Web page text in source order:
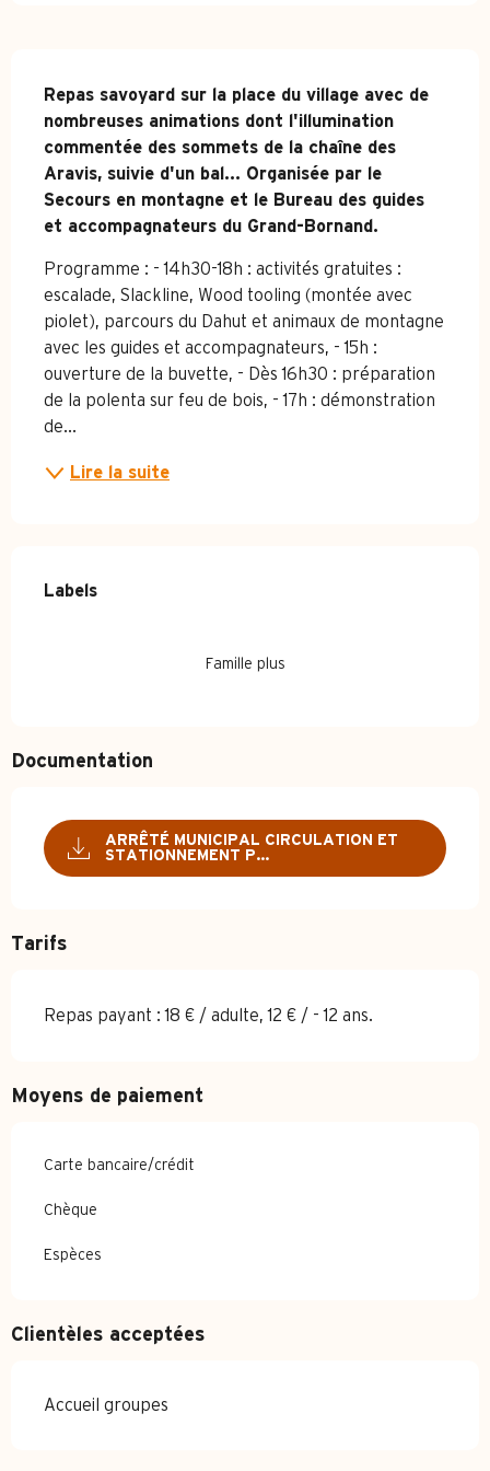
Repas savoyard sur la place du village avec de
nombreuses animations dont l'illumination
commentée des sommets de la chaîne des
Aravis, suivie d'un bal... Organisée par le
Secours en montagne et le Bureau des guides
et accompagnateurs du Grand-Bornand.
Programme : - 14h30-18h : activités gratuites :
escalade, Slackline, Wood tooling (montée avec
piolet), parcours du Dahut et animaux de montagne
avec les guides et accompagnateurs, - 15h :
ouverture de la buvette, - Dès 16h30 : préparation
de la polenta sur feu de bois, - 17h : démonstration
de...
Lire la suite
Offres de prestations
Labels
Labels
Famille plus
Documentation
ARRÊTÉ MUNICIPAL CIRCULATION ET
STATIONNEMENT P...
Tarifs
Repas payant : 18 € / adulte, 12 € / - 12 ans.
Moyens de paiement
Carte bancaire/crédit
Chèque
Espèces
Clientèles acceptées
Accueil groupes